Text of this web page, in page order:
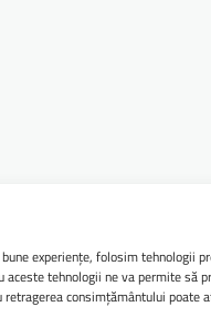
experiențe, folosim tehnologii
aceste tehnologii ne va permite să
retragerea consimțământului